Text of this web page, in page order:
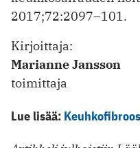
2017;72:2097–101.
Kirjoittaja:
Marianne Jansson
toimittaja
Lue lisää: